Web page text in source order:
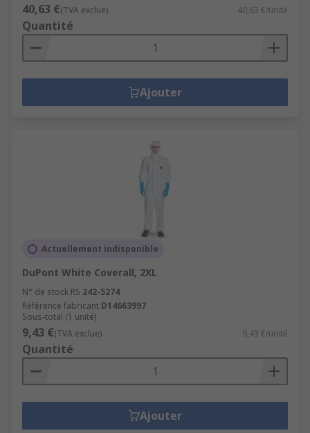
40,63 €(TVA exclue) 40,63 €/unité
Quantité
Ajouter
Actuellement indisponible
DuPont White Coverall, 2XL
N° de stock RS 242-5274
Référence fabricant D14663997
Sous-total (1 unité)
9,43 €(TVA exclue) 9,43 €/unité
Quantité
Ajouter